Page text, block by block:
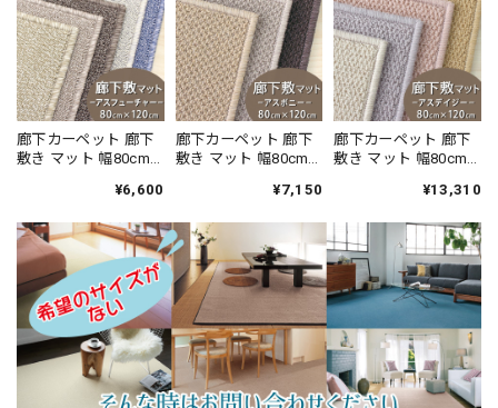
廊下カーペット 廊下
敷き マット 幅80cm×
全の「SEK 抗ウイル
加工」雰囲気のある
杢調 無地 ループタイ
プ 全5色 防炎ラベル
付『アスフューチャ
ー/FUT』
¥6,600
廊下カーペット 廊下
敷き マット 幅80cm×
く遊び毛出にくい素
い♪ 波紋のような上
質感のあるテクスチ
ャー 無地 ループ カー
ペット全3色 防炎ラベ
ル付『アスボニ
ー/BNI』
¥7,150
廊下カーペット 廊下
敷き マット 幅80cm×
ーズ カーペット「消
効果でイヤな臭いの
元を90％以上カッ
ト！優しい色合いの
天然素材ウール100％
無地 ループ カーペッ
ト全4色 防炎ラベル付
『アスデイジ
ー/DSY』
¥13,310